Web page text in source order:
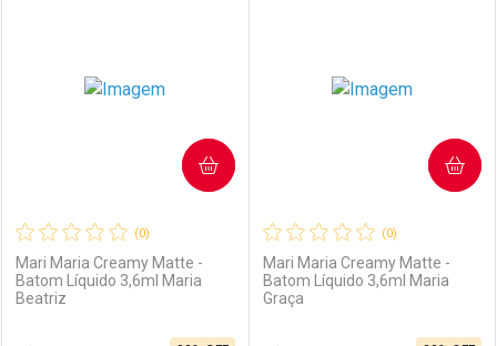
Ativar Desconto
(0)
Mari Maria Creamy Matte -
Batom Líquido 3,6ml Maria
Beatriz
COMPRAR
(0)
Mari Maria Creamy Matte -
Batom Líquido 3,6ml Maria
Graça
COMPRAR